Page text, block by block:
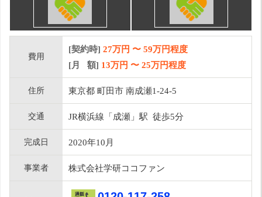
費用
[契約時] 27万円 〜 59万円程度
[月 額] 13万円 〜 25万円程度
住所 東京都 町田市 南成瀬1-24-5
交通 JR横浜線「成瀬」駅 徒歩5分
完成日 2020年10月
事業者 株式会社学研ココファン